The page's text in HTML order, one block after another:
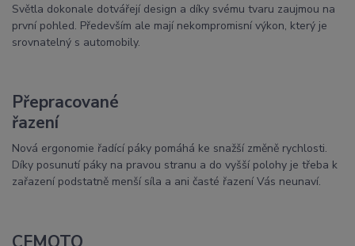
Světla dokonale dotvářejí design a díky svému tvaru zaujmou na
první pohled. Především ale mají nekompromisní výkon, který je
srovnatelný s automobily.
Přepracované
řazení
Nová ergonomie řadící páky pomáhá ke snažší změně rychlosti.
Díky posunutí páky na pravou stranu a do vyšší polohy je třeba k
zařazení podstatně menší síla a ani časté řazení Vás neunaví.